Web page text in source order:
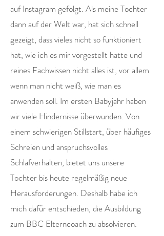
auf Instagram gefolgt. Als meine Tochter
dann auf der Welt war, hat sich schnell
gezeigt, dass vieles nicht so funktioniert
hat, wie ich es mir vorgestellt hatte und
reines Fachwissen nicht alles ist, vor allem
wenn man nicht weiß, wie man es
anwenden soll. Im ersten Babyjahr haben
wir viele Hindernisse überwunden. Von
einem schwierigen Stillstart, über häufiges
Schreien und anspruchsvolles
Schlafverhalten, bietet uns unsere
Tochter bis heute regelmäßig neue
Herausforderungen. Deshalb habe ich
mich dafür entschieden, die Ausbildung
zum BBC Elterncoach zu absolvieren.